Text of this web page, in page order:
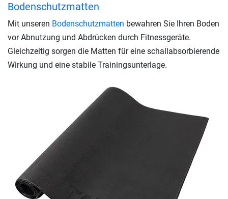
Bodenschutzmatten
Mit unseren Bodenschutzmatten bewahren Sie Ihren Boden
vor Abnutzung und Abdrücken durch Fitnessgeräte.
Gleichzeitig sorgen die Matten für eine schallabsorbierende
Wirkung und eine stabile Trainingsunterlage.